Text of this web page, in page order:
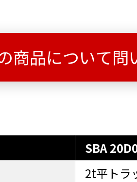
商品について問
SBA
2t平トラ